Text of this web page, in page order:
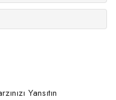
Yansıtın